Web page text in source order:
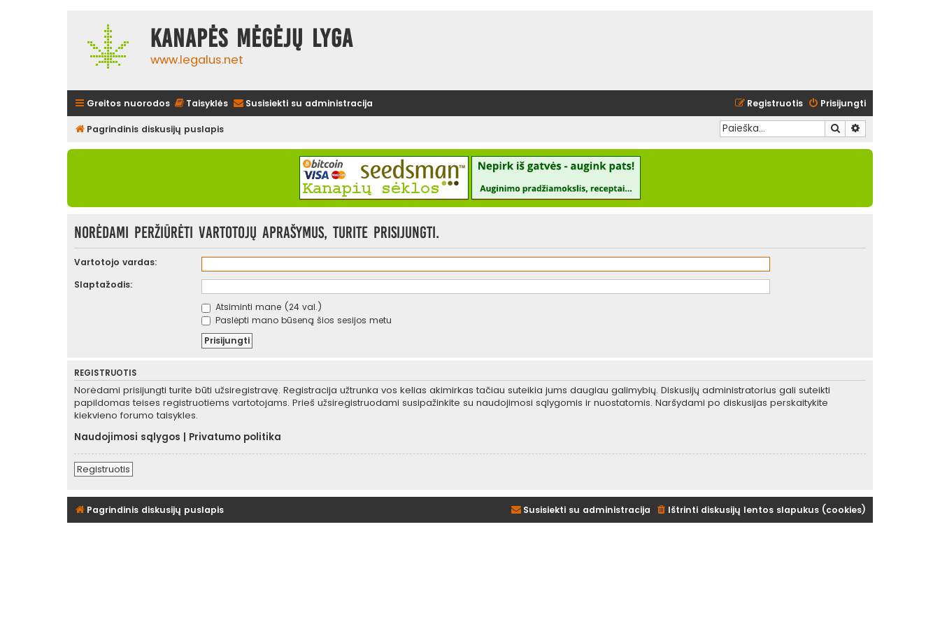
Kanapės mėgėjų lyga
www.legalus.net
Greitos nuorodos Taisyklės Susisiekti su administracija Prisijungti
Registruotis
Pagrindinis diskusijų puslapis Ieškoti
Norėdami peržiūrėti vartotojų aprašymus, turite prisijungti.
Vartotojo vardas:
Slaptažodis:
Atsiminti mane (24 val.)
Paslėpti mano būseną šios sesijos metu
REGISTRUOTIS
Norėdami prisijungti turite būti užsiregistravę. Registracija užtrunka vos kelias akimirkas tačiau suteikia jums daugiau galimybių. Diskusijų administratorius gali suteikti
papildomas teises registruotiems vartotojams. Prieš užsiregistruodami susipažinkite su naudojimosi sąlygomis ir nuostatomis. Naršydami po diskusijas perskaitykite
kiekvieno forumo taisykles.
Naudojimosi sąlygos
Privatumo politika
Registruotis
Pagrindinis diskusijų puslapis Ištrinti diskusijų lentos slapukus (cookies)
Susisiekti su administracija